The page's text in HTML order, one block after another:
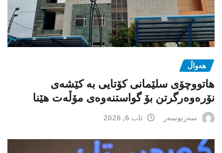
هەواڵ
هاتووچۆی سلێمانی کۆتایی بە کێشەی
نۆرەوەرگرتن بۆ گواستنەوەی مۆڵەت هێنا
سەرنوسەر ئاب 6, 2026